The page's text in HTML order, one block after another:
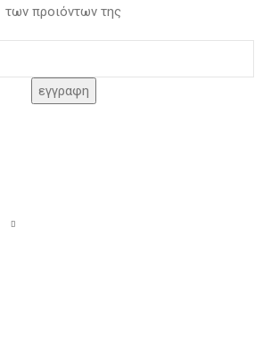
των προιόντων της